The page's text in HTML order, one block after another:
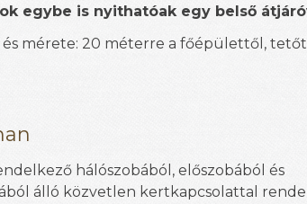
egybe is nyithatóak egy belső
és mérete: 20 méterre a főépülettől,
hálószobából, előszobából és
álló közvetlen kertkapcsolattal